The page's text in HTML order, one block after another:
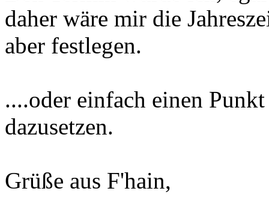
daher wäre mir die
aber festlegen.
....oder einfach einen
dazusetzen.
Grüße aus F'hain,